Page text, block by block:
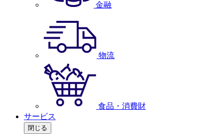
金融
物流
食品・消費財
サービス
閉じる